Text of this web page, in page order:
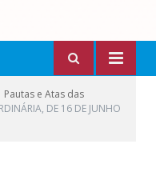
Pautas e Atas das
DE 16 DE JUNHO